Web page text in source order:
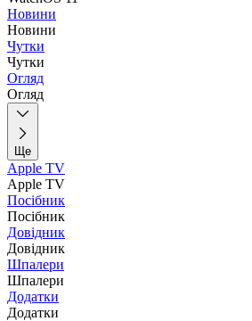
Новини
Новини
Чутки
Чутки
Огляд
Огляд
Ще
Apple TV
Apple TV
Посібник
Посібник
Довідник
Довідник
Шпалери
Шпалери
Додатки
Додатки